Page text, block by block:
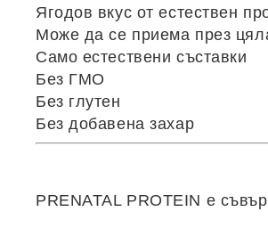
Ягодов вкус от естествен
Може да се приема през
Само естествени съставки
Без ГМО
Без глутен
Без добавена захар
PRENATAL PROTEIN е